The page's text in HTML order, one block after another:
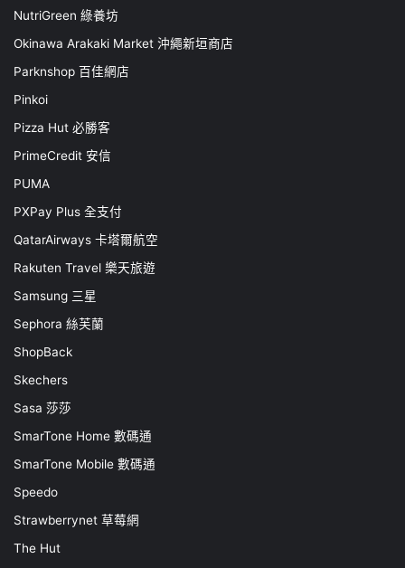
NutriGreen 綠養坊
Okinawa Arakaki Market 沖繩新垣商店
Parknshop 百佳網店
Pinkoi
Pizza Hut 必勝客
PrimeCredit 安信
PUMA
PXPay Plus 全支付
QatarAirways 卡塔爾航空
Rakuten Travel 樂天旅遊
Samsung 三星
Sephora 絲芙蘭
ShopBack
Skechers
Sasa 莎莎
SmarTone Home 數碼通
SmarTone Mobile 數碼通
Speedo
Strawberrynet 草莓網
The Hut